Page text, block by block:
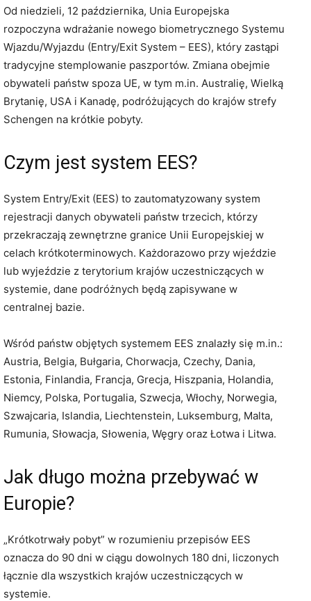
Od niedzieli, 12 października, Unia Europejska
rozpoczyna wdrażanie nowego biometrycznego Systemu
Wjazdu/Wyjazdu (Entry/Exit System – EES), który zastąpi
tradycyjne stemplowanie paszportów. Zmiana obejmie
obywateli państw spoza UE, w tym m.in. Australię, Wielką
Brytanię, USA i Kanadę, podróżujących do krajów strefy
Schengen na krótkie pobyty.
Czym jest system EES?
System Entry/Exit (EES) to zautomatyzowany system
rejestracji danych obywateli państw trzecich, którzy
przekraczają zewnętrzne granice Unii Europejskiej w
celach krótkoterminowych. Każdorazowo przy wjeździe
lub wyjeździe z terytorium krajów uczestniczących w
systemie, dane podróżnych będą zapisywane w
centralnej bazie.
Wśród państw objętych systemem EES znalazły się m.in.:
Austria, Belgia, Bułgaria, Chorwacja, Czechy, Dania,
Estonia, Finlandia, Francja, Grecja, Hiszpania, Holandia,
Niemcy, Polska, Portugalia, Szwecja, Włochy, Norwegia,
Szwajcaria, Islandia, Liechtenstein, Luksemburg, Malta,
Rumunia, Słowacja, Słowenia, Węgry oraz Łotwa i Litwa.
Jak długo można przebywać w
Europie?
„Krótkotrwały pobyt” w rozumieniu przepisów EES
oznacza do 90 dni w ciągu dowolnych 180 dni, liczonych
łącznie dla wszystkich krajów uczestniczących w
systemie.